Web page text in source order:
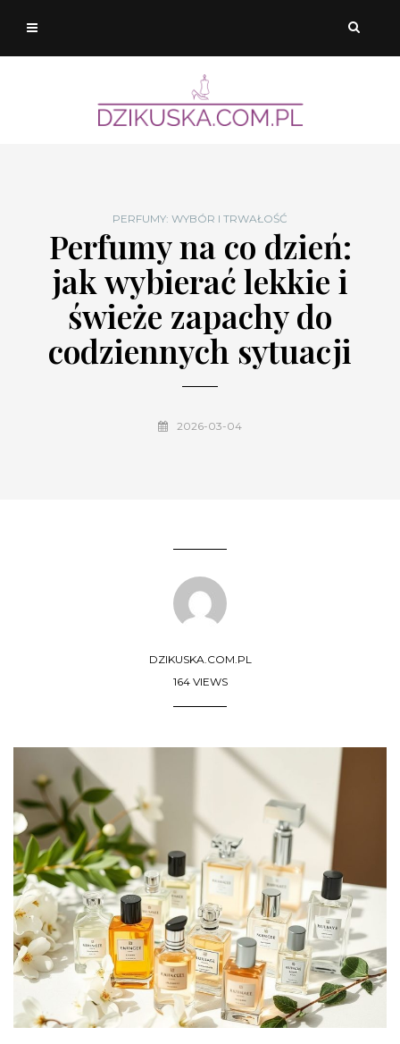
PERFUMY: WYBÓR I TRWAŁOŚĆ
Perfumy na co dzień:
jak wybierać lekkie i
świeże zapachy do
codziennych sytuacji
2026-03-04
DZIKUSKA.COM.PL
164 VIEWS